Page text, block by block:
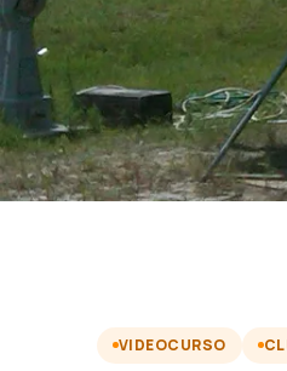
VIDEOCURSO